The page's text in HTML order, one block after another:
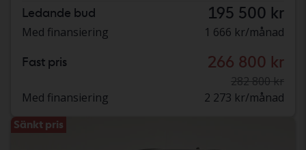
Ledande bud 195 500 kr
Med finansiering 1 666 kr/månad
Fast pris 266 800 kr
282 800 kr
Med finansiering
2 273 kr/månad
Sänkt pris